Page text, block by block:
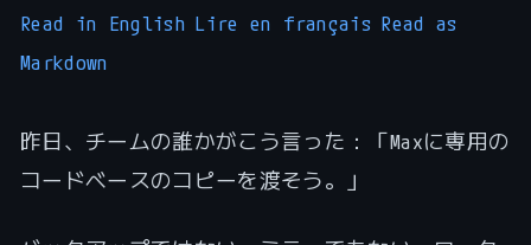
Read in English Lire en français Read as
Markdown
昨日、チームの誰かがこう言った：「Maxに専用の
コードベースのコピーを渡そう。」